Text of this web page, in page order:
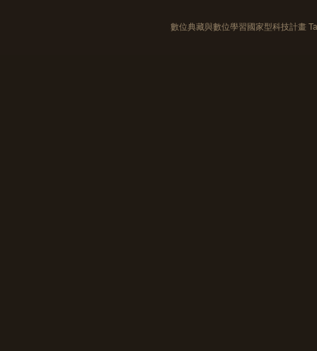
數位典藏與數位學習國家型科技計畫